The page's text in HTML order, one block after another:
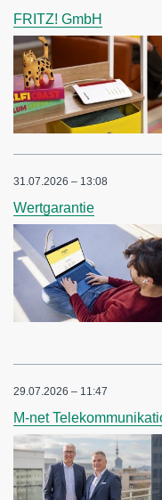
FRITZ! GmbH
31.07.2026 – 13:08
Wertgarantie
29.07.2026 – 11:47
M-net